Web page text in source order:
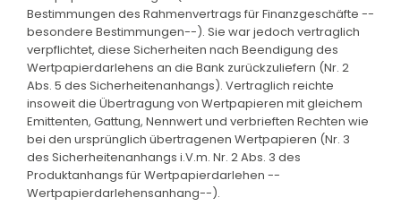
Bestimmungen des Rahmenvertrags für Finanzgeschäfte --
besondere Bestimmungen--). Sie war jedoch vertraglich
verpflichtet, diese Sicherheiten nach Beendigung des
Wertpapierdarlehens an die Bank zurückzuliefern (Nr. 2
Abs. 5 des Sicherheitenanhangs). Vertraglich reichte
insoweit die Übertragung von Wertpapieren mit gleichem
Emittenten, Gattung, Nennwert und verbrieften Rechten wie
bei den ursprünglich übertragenen Wertpapieren (Nr. 3
des Sicherheitenanhangs i.V.m. Nr. 2 Abs. 3 des
Produktanhangs für Wertpapierdarlehen --
Wertpapierdarlehensanhang--).